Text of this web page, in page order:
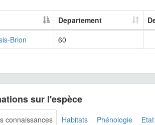
Departement
Brion
60
sur l'espèce
connaissances Habitats Phénologie